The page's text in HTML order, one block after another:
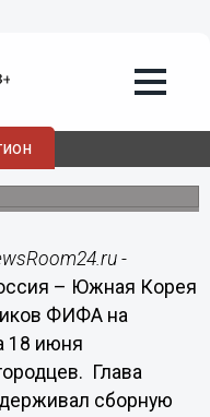
на Гребном
половиной
работы
-
– Южная Корея
ФИФА на
18 июня
Глава
сборную